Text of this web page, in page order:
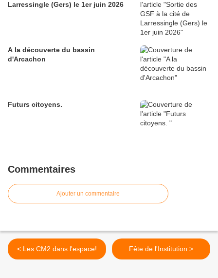
Larressingle (Gers) le 1er juin 2026
A la découverte du bassin
d'Arcachon
Futurs citoyens.
Commentaires
Ajouter un commentaire
< Les CM2 dans l'espace! Fête de l'Institution >